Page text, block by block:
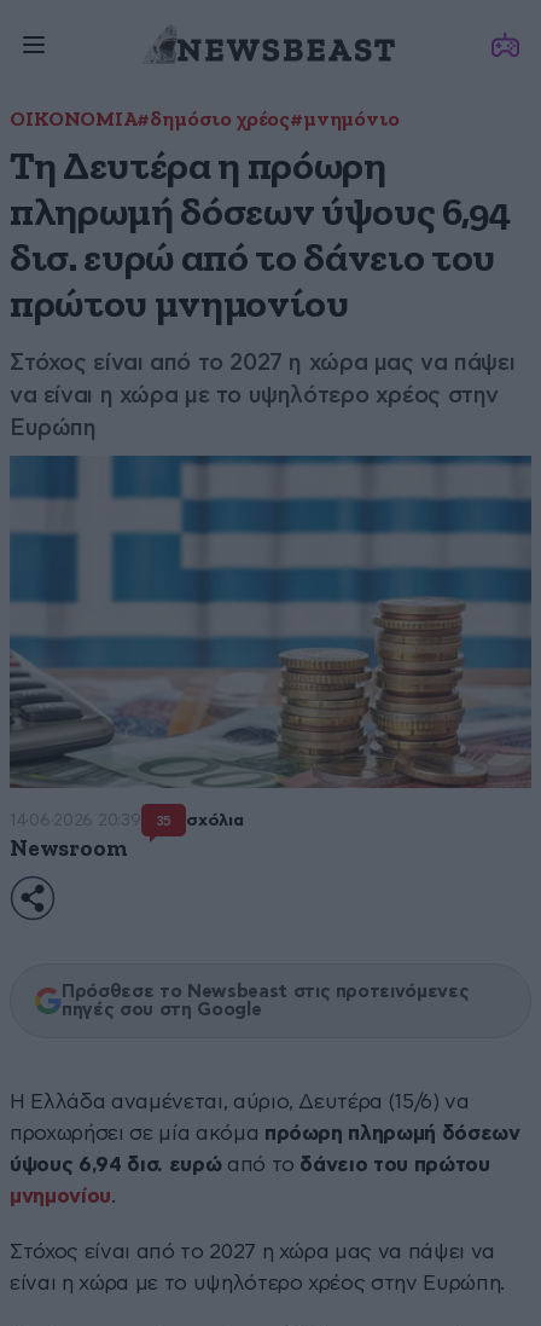
ΟΙΚΟΝΟΜΙΑ#δημόσιο χρέος#μνημόνιο
Τη Δευτέρα η πρόωρη
πληρωμή δόσεων ύψους 6,94
δισ. ευρώ από το δάνειο του
πρώτου μνημονίου
Στόχος είναι από το 2027 η χώρα μας να πάψει
να είναι η χώρα με το υψηλότερο χρέος στην
Ευρώπη
14·06·2026 20:39 35 σχόλια
Newsroom
Πρόσθεσε το Newsbeast στις προτεινόμενες
πηγές σου στη Google
H Ελλάδα αναμένεται, αύριο, Δευτέρα (15/6) να
προχωρήσει σε μία ακόμα πρόωρη πληρωμή δόσεων
ύψους 6,94 δισ. ευρώαπό το δάνειο του πρώτου
μνημονίου.
Στόχος είναι από το 2027 η χώρα μας να πάψει να
είναι η χώρα με το υψηλότερο χρέος στην Ευρώπη.